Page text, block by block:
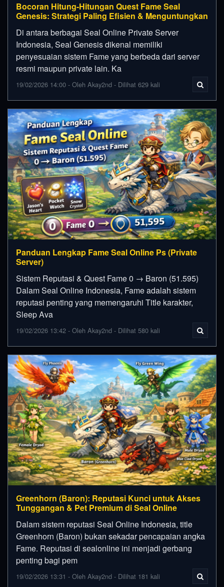
Bocoran Hitung-Hitungan Quest Fame Seal
Genesis: Strategi Paling Efisien & Menguntungkan
Di antara berbagai Seal Online Private Server
Indonesia, Seal Genesis dikenal memiliki
penyesuaian sistem Fame yang berbeda dari server
resmi maupun private lain. Ka
19/02/2026 14:00 - Oleh Akay2nd - Dilihat 629 kali
Panduan Lengkap Fame Seal Online Ps (Private
Server)
Sistem Reputasi & Quest Fame 0 → Baron (51.595)
Dalam Seal Online Indonesia, Fame adalah sistem
reputasi penting yang memengaruhi Title karakter,
Sleep Ava
19/02/2026 13:42 - Oleh Akay2nd - Dilihat 580 kali
Greenhorn (Baron): Reputasi Kunci untuk Akses
Tunggangan & Pet Premium di Seal Online
Dalam sistem reputasi Seal Online Indonesia, title
Greenhorn (Baron) bukan sekadar pencapaian angka
Fame. Reputasi di sealonline ini menjadi gerbang
penting bagi pem
19/02/2026 13:31 - Oleh Akay2nd - Dilihat 181 kali